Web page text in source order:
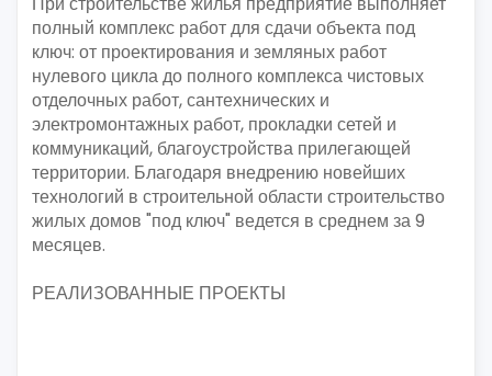
полный комплекс работ для сдачи объекта под
ключ: от проектирования и земляных работ
нулевого цикла до полного комплекса чистовых
отделочных работ, сантехнических и
электромонтажных работ, прокладки сетей и
коммуникаций, благоустройства прилегающей
территории. Благодаря внедрению новейших
технологий в строительной области строительство
жилых домов "под ключ" ведется в среднем за 9
месяцев.
РЕАЛИЗОВАННЫЕ ПРОЕКТЫ